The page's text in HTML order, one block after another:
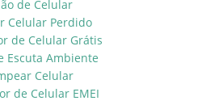
de Celular
Celular Perdido
de Celular Grátis
Escuta Ambiente
Celular
de Celular EMEI